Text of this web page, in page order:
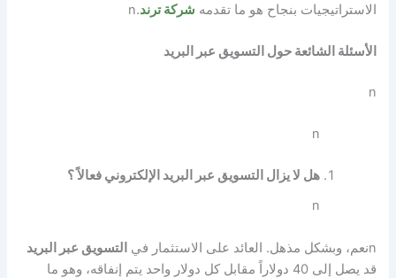
الاستراتيجيات بنجاح هو ما تقدمه شركة ترند.
n
الأسئلة الشائعة حول التسويق عبر البريد
n
n
هل لا يزال التسويق عبر البريد الإلكتروني فعالاً ؟
n
nنعم، وبشكل مذهل. العائد على الاستثمار في التسويق عبر البريد
قد يصل إلى 40 دولاراً مقابل كل دولار واحد يتم إنفاقه، وهو ما